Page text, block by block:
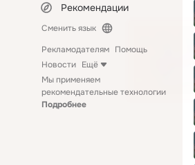
Рекомендации
Сменить язык
Рекламодателям Помощь
Новости Ещё
Мы применяем
рекомендательные технологии
Подробнее